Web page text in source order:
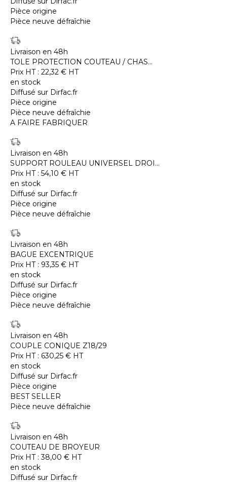
Pièce origine
Pièce neuve défraîchie
Livraison en 48h
TOLE PROTECTION COUTEAU / CHAS...
Prix HT : 22,32 € HT
en stock
Diffusé sur Dirfac.fr
Pièce origine
Pièce neuve défraîchie
A FAIRE FABRIQUER
Livraison en 48h
SUPPORT ROULEAU UNIVERSEL DROI...
Prix HT : 54,10 € HT
en stock
Diffusé sur Dirfac.fr
Pièce origine
Pièce neuve défraîchie
Livraison en 48h
BAGUE EXCENTRIQUE
Prix HT : 93,35 € HT
en stock
Diffusé sur Dirfac.fr
Pièce origine
Pièce neuve défraîchie
Livraison en 48h
COUPLE CONIQUE Z18/29
Prix HT : 630,25 € HT
en stock
Diffusé sur Dirfac.fr
Pièce origine
BEST SELLER
Pièce neuve défraîchie
Livraison en 48h
COUTEAU DE BROYEUR
Prix HT :38,00 € HT
en stock
Diffusé sur Dirfac.fr